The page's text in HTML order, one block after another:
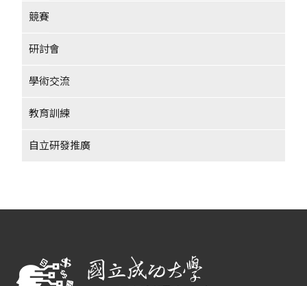
競賽
研討會
學術交流
教育訓練
自立研發推廣